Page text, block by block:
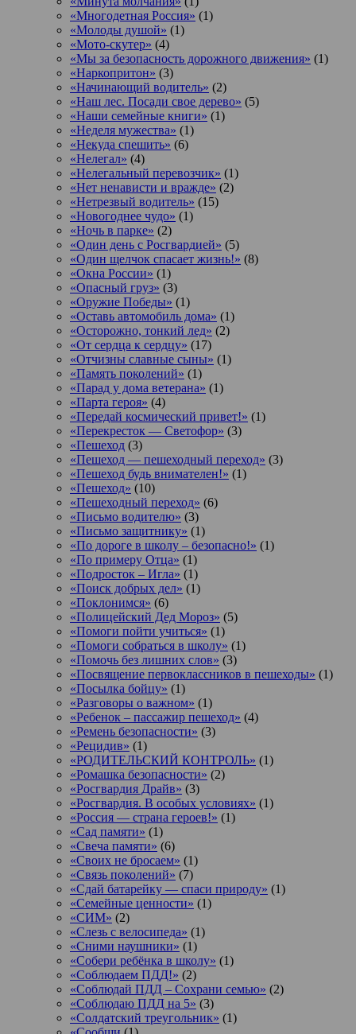
«Многодетная Россия» (1)
«Молоды душой» (1)
«Мото-скутер» (4)
«Мы за безопасность дорожного движения» (1)
«Наркопритон» (3)
«Начинающий водитель» (2)
«Наш лес. Посади свое дерево» (5)
«Наши семейные книги» (1)
«Неделя мужества» (1)
«Некуда спешить» (6)
«Нелегал» (4)
«Нелегальный перевозчик» (1)
«Нет ненависти и вражде» (2)
«Нетрезвый водитель» (15)
«Новогоднее чудо» (1)
«Ночь в парке» (2)
«Один день с Росгвардией» (5)
«Один щелчок спасает жизнь!» (8)
«Окна России» (1)
«Опасный груз» (3)
«Оружие Победы» (1)
«Оставь автомобиль дома» (1)
«Осторожно, тонкий лед» (2)
«От сердца к сердцу» (17)
«Отчизны славные сыны» (1)
«Память поколений» (1)
«Парад у дома ветерана» (1)
«Парта героя» (4)
«Передай космический привет!» (1)
«Перекресток — Светофор» (3)
«Пешеход (3)
«Пешеход — пешеходный переход» (3)
«Пешеход будь внимателен!» (1)
«Пешеход» (10)
«Пешеходный переход» (6)
«Письмо водителю» (3)
«Письмо защитнику» (1)
«По дороге в школу – безопасно!» (1)
«По примеру Отца» (1)
«Подросток ‒ Игла» (1)
«Поиск добрых дел» (1)
«Поклонимся» (6)
«Полицейский Дед Мороз» (5)
«Помоги пойти учиться» (1)
«Помоги собраться в школу» (1)
«Помочь без лишних слов» (3)
«Посвящение первоклассников в пешеходы» (1)
«Посылка бойцу» (1)
«Разговоры о важном» (1)
«Ребенок – пассажир пешеход» (4)
«Ремень безопасности» (3)
«Рецидив» (1)
«РОДИТЕЛЬСКИЙ КОНТРОЛЬ» (1)
«Ромашка безопасности» (2)
«Росгвардия Драйв» (3)
«Росгвардия. В особых условиях» (1)
«Россия — страна героев!» (1)
«Сад памяти» (1)
«Свеча памяти» (6)
«Своих не бросаем» (1)
«Связь поколений» (7)
«Сдай батарейку — спаси природу» (1)
«Семейные ценности» (1)
«СИМ» (2)
«Слезь с велосипеда» (1)
«Сними наушники» (1)
«Собери ребёнка в школу» (1)
«Соблюдаем ПДД!» (2)
«Соблюдай ПДД – Сохрани семью» (2)
«Соблюдаю ПДД на 5» (3)
«Солдатский треугольник» (1)